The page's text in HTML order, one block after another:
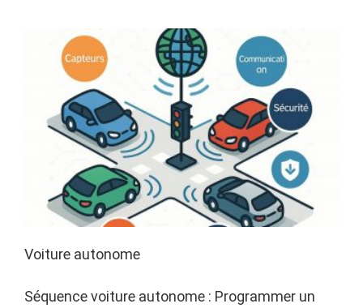
projet
dans
l’action
Yes
Code
Voiture autonome
Séquence voiture autonome : Programmer un